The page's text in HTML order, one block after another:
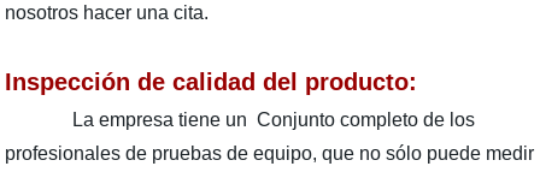
nosotros hacer una cita.
Inspección de calidad del producto:
La empresa tiene un Conjunto completo de los
profesionales de pruebas de equipo, que no sólo puede medir